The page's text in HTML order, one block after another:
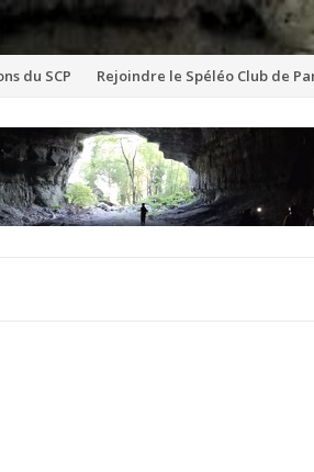
du SCP Rejoindre le Spéléo Club de